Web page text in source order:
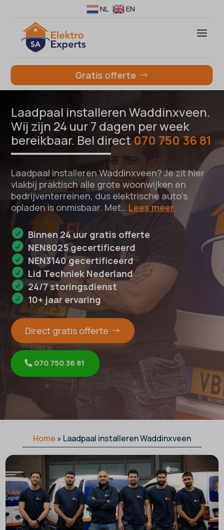
NL EN
Gratis offerte
Laadpaal installeren Waddinxveen.
Wij zijn 24 uur 7 dagen per week
bereikbaar. Bel direct070 750 36 81
Laadpaal installeren Waddinxveen? Je zit hier
vlakbij praktisch alle grote woonwijken en
bedrijventerreinen, dus elektrische auto’s
opladen is onmisbaar. Met… Lees meer
Binnen 24 uur gratis offerte
NEN8025 gecertificeerd
NEN3140 gecertificeerd
Lid Techniek Nederland
24/7 storingsdienst
10+ jaar ervaring
Direct gratis offerte
070 750 36 81
Home » Laadpaal installeren Waddinxveen